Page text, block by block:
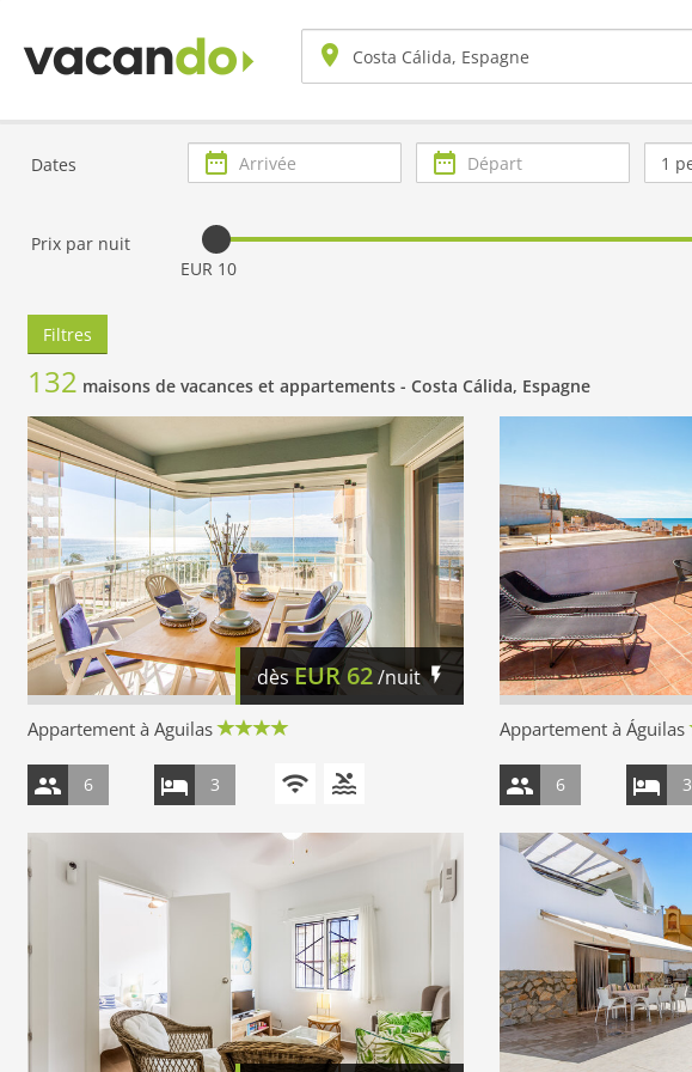
Dates Arrivée Départ
Nb.
de
Prix par nuit
EUR 10
Filtres
132 maisons de vacances et appartements - Costa Cálida, Espagne
dèsEUR 62/nuit
Appartement à Aguilas
6 3
Appartement à Águilas
6 3